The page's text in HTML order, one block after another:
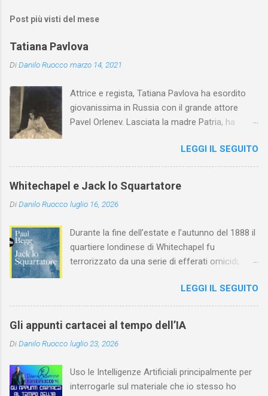
Post più visti del mese
Tatiana Pavlova
DiDanilo Ruocco marzo 14, 2021
Attrice e regista, Tatiana Pavlova ha esordito
giovanissima in Russia con il grande attore
Pavel Orlenev. Lasciata la madre Patria, ha
l'arte della Pavlova ha raggiunto la piena
maturità ed è stata in grado di rinnovare
profondamente l'attardato mondo teatrale
LEGGI IL SEGUITO
Whitechapel e Jack lo Squartatore
DiDanilo Ruocco luglio 16, 2026
Durante la fine dell’estate e l’autunno del 1888 il
quartiere londinese di Whitechapel fu
terrorizzato da una serie di efferati omicidi,
assassino ribattezzato Jack lo Squartatore la
cui identità, tutt’oggi, resta ignota. Paul Begg in
Jack lo Squartatore: la vera storia , edito da
Utet, ricostruisce non solo i cinque omicidi
“canonicamente” addebitati a Jack lo
capitoli, soprattutto) a ricostruire la storia di
Whitechapel e del East End e a ricapitolare le
LEGGI IL SEGUITO
Gli appunti cartacei al tempo dell’IA
DiDanilo Ruocco luglio 23, 2026
Uso le Intelligenze Artificiali principalmente per
interrogarle sul materiale che io stesso ho